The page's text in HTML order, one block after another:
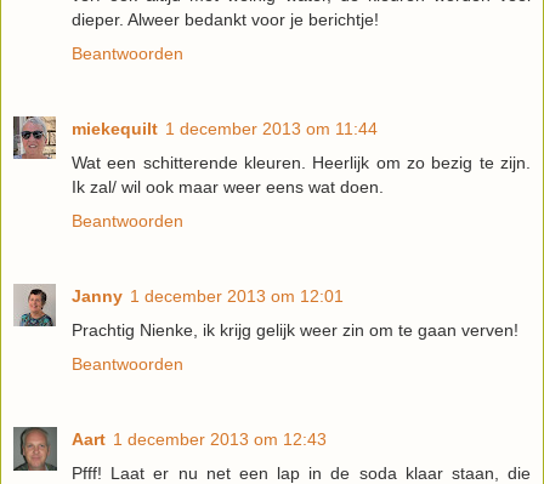
dieper. Alweer bedankt voor je berichtje!
Beantwoorden
miekequilt 1 december 2013 om 11:44
Wat een schitterende kleuren. Heerlijk om zo bezig te zijn.
Ik zal/ wil ook maar weer eens wat doen.
Beantwoorden
Janny 1 december 2013 om 12:01
Prachtig Nienke, ik krijg gelijk weer zin om te gaan verven!
Beantwoorden
Aart 1 december 2013 om 12:43
Pfff! Laat er nu net een lap in de soda klaar staan, die